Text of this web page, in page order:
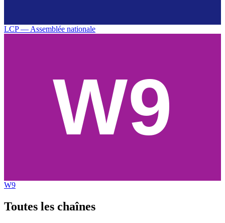
LCP — Assemblée nationale
W9
Toutes les chaînes